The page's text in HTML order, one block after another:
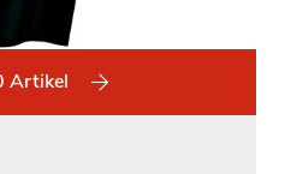
Artikel